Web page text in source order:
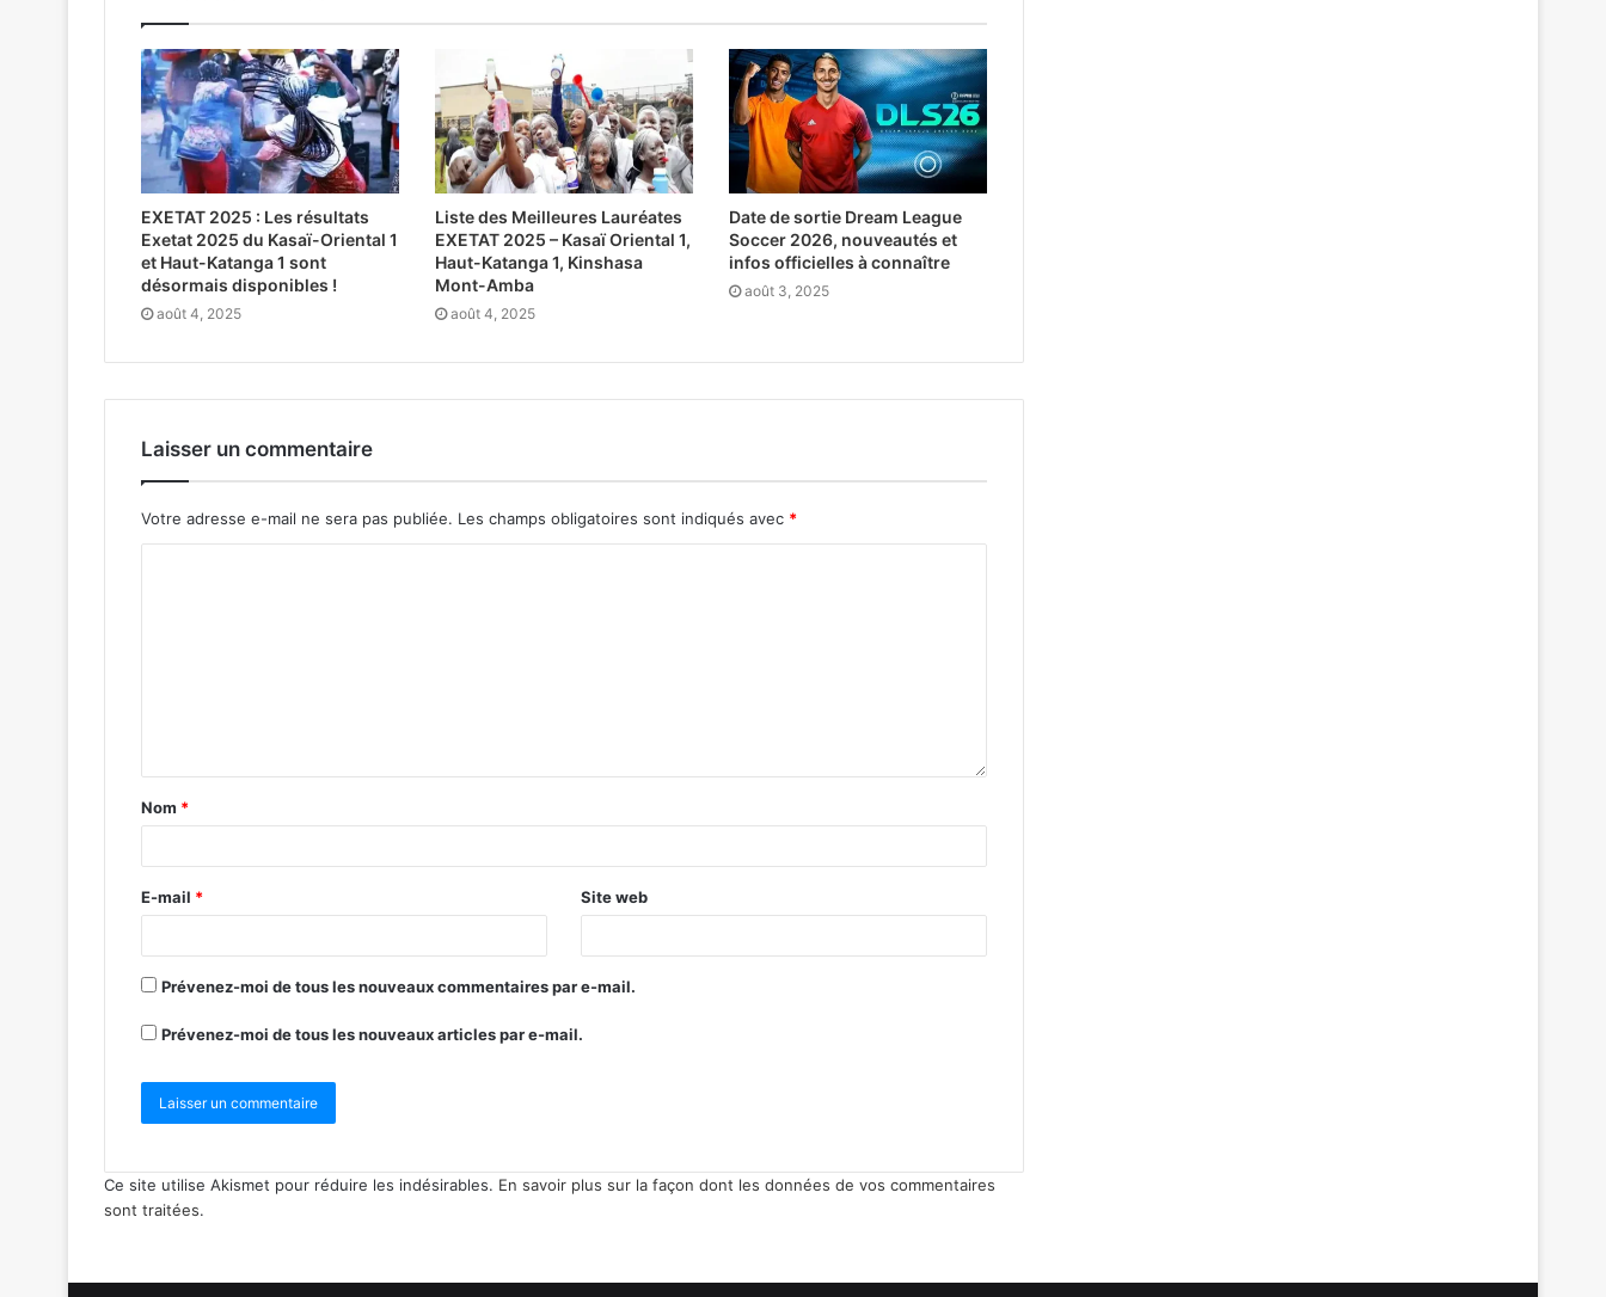
EXETAT 2025 : Les résultats
Exetat 2025 du Kasaï-Oriental 1
et Haut-Katanga 1 sont
désormais disponibles !
août 4, 2025
Liste des Meilleures Lauréates
EXETAT 2025 – Kasaï Oriental 1,
Haut-Katanga 1, Kinshasa
Mont-Amba
août 4, 2025
Date de sortie Dream League
Soccer 2026, nouveautés et
infos officielles à connaître
août 3, 2025
Laisser un commentaire
Votre adresse e-mail ne sera pas publiée. Les champs obligatoires sont indiqués avec *
Nom *
E-mail * Site web
Prévenez-moi de tous les nouveaux commentaires par e-mail.
Prévenez-moi de tous les nouveaux articles par e-mail.
Ce site utilise Akismet pour réduire les indésirables. En savoir plus sur la façon dont les données de vos commentaires
sont traitées.